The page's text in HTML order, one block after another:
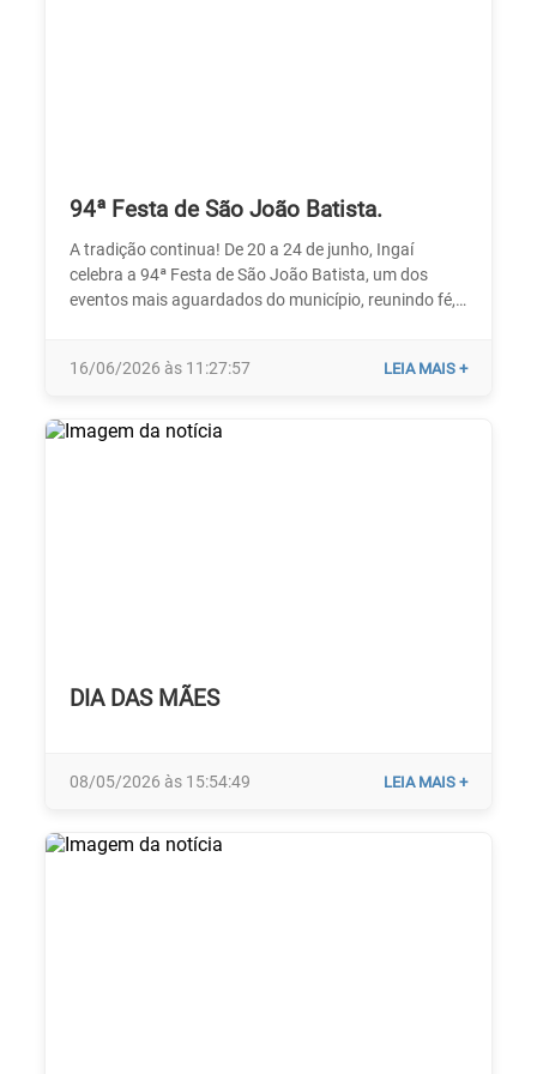
94ª Festa de São João Batista.
A tradição continua! De 20 a 24 de junho, Ingaí
celebra a 94ª Festa de São João Batista, um dos
eventos mais aguardados do município, reunindo fé,
contará com grandes atrações musicais e DJs que
Governo municipal de Ingaí: Cuidando do presente,
16/06/2026 às 11:27:57 LEIA MAIS +
DIA DAS MÃES
08/05/2026 às 15:54:49 LEIA MAIS +